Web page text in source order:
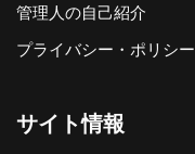
管理人の自己紹介
プライバシー・ポリシー
サイト情報